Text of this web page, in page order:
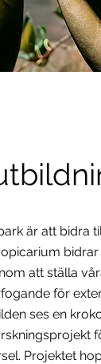
är att bidra
att ställa
för
ses en
Projektet